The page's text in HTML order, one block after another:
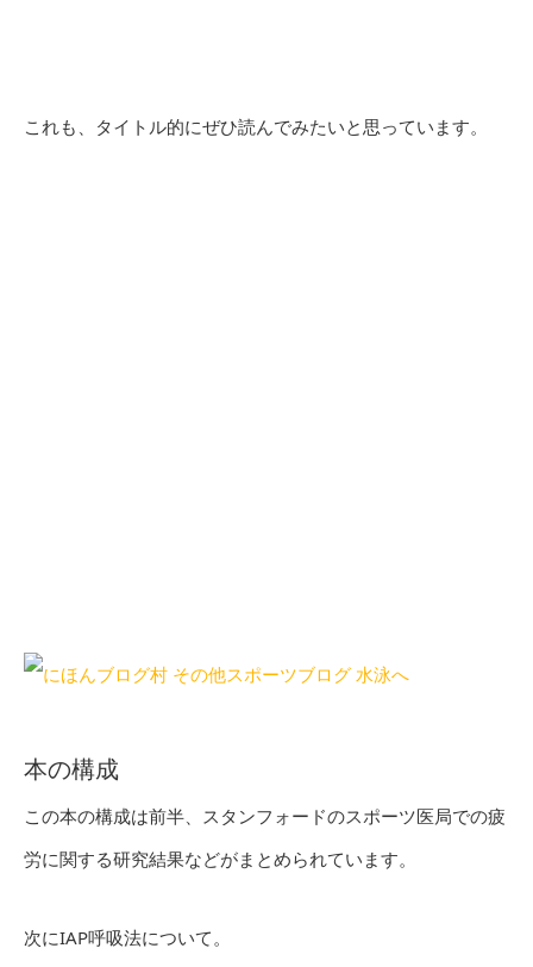
これも、タイトル的にぜひ読んでみたいと思っています。
本の構成
この本の構成は前半、スタンフォードのスポーツ医局での疲
労に関する研究結果などがまとめられています。
次にIAP呼吸法について。